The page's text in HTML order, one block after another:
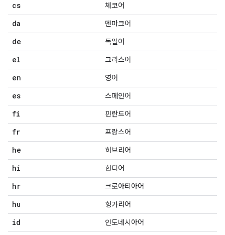
cs 체코어
da 덴마크어
de 독일어
el 그리스어
en 영어
es 스페인어
fi 핀란드어
fr 프랑스어
he 히브리어
hi 힌디어
hr 크로아티아어
hu 헝가리어
id 인도네시아어